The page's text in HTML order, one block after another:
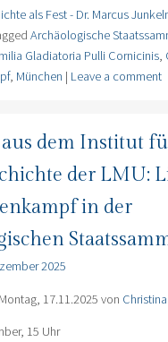
als Fest - Dr. Marcus
Archäologische
Gladiatoria Pulli Cornicinis,
, München | Leave a comment
dem Institut
der LMU:
in der
2025
17.11.2025 von
15 Uhr